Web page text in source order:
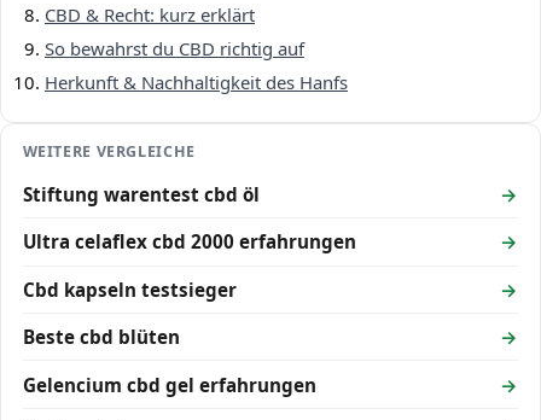
CBD & Recht: kurz erklärt
So bewahrst du CBD richtig auf
Herkunft & Nachhaltigkeit des Hanfs
WEITERE VERGLEICHE
Stiftung warentest cbd öl
Ultra celaflex cbd 2000 erfahrungen
Cbd kapseln testsieger
Beste cbd blüten
Gelencium cbd gel erfahrungen